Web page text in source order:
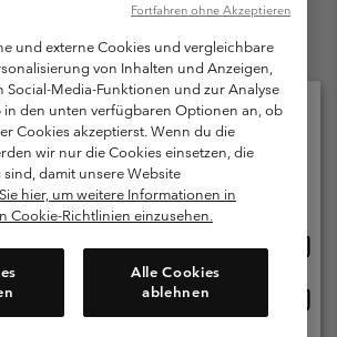
Austria GmbH. Moosfeldstraße 1, 5101
Alle Rechte vorbehalten.
Allgemeine Verkaufsbedingungen
Garantie
des Mitglieder Programms
Nutzergenerierte Inhalte
9:00 - 13:00 & 14:00- 18:00 Uhr
und externe Cookies und vergleichbare
von Inhalten und Anzeigen,
Social-Media-Funktionen und zur Analyse
in den unten verfügbaren Optionen an, ob
Cookies akzeptierst. Wenn du die
wir nur die Cookies einsetzen, die
damit unsere Website
hier, um weitere Informationen in
Cookie-Richtlinien einzusehen.
Alle Cookies
ablehnen
Fortfahren ohne Akzeptieren
Sie Ihr Lieferland und Ihre Sprache
Online-Einkauf verfügbar